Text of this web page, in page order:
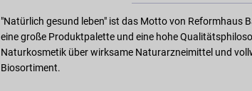
"Natürlich gesund leben" ist das Motto von Reformhaus
eine große Produktpalette und eine hohe
Naturkosmetik über wirksame Naturarzneimittel und
Biosortiment.